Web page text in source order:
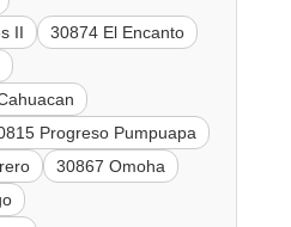
II
30874 El Encanto
Progreso Pumpuapa
30867 Omoha